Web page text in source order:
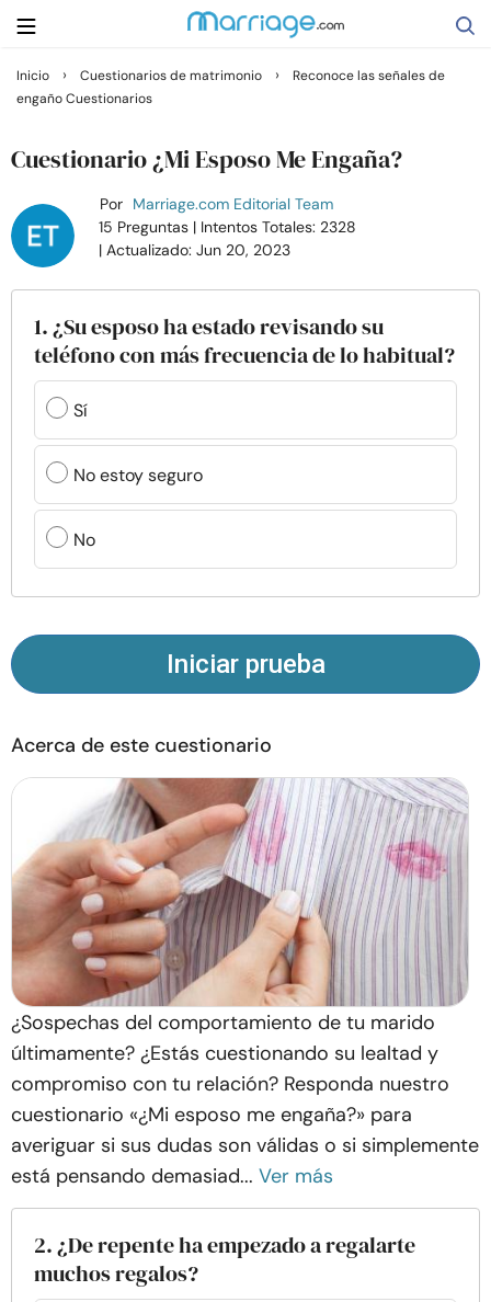
Buscar
Relaciones
Familia
Ayuda
Cursos
Recursos
Comunidad
Encuentra un terapeuta
Idioma ES
Sobre nosotros Contáctanos Escríbenos
Publicidad con
© Copyright 2026. Todos los derechos reservados.
Inicio › Cuestionarios de matrimonio ›
Reconoce las señales de
engaño Cuestionarios
Cuestionario ¿Mi Esposo Me Engaña?
Por Marriage.com Editorial Team
15 Preguntas | Intentos Totales: 2328
| Actualizado: Jun 20, 2023
1. ¿Su esposo ha estado revisando su
teléfono con más frecuencia de lo habitual?
Sí
No estoy seguro
No
Iniciar prueba
Acerca de este cuestionario
¿Sospechas del comportamiento de tu marido
últimamente? ¿Estás cuestionando su lealtad y
compromiso con tu relación? Responda nuestro
cuestionario «¿Mi esposo me engaña?» para
averiguar si sus dudas son válidas o si simplemente
está pensando demasiad... Ver más
2. ¿De repente ha empezado a regalarte
muchos regalos?